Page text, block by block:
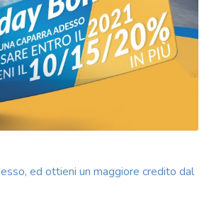
ed ottieni un maggiore credito dal